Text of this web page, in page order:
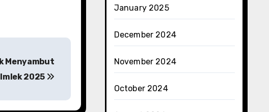
Menyambut
Imlek 2025
January 2025
December 2024
November 2024
October 2024